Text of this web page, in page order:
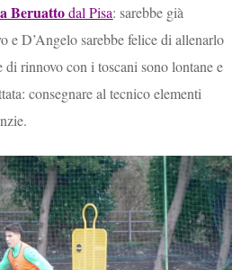
Beruattodal Pisa: sarebbe già
e D’Angelo sarebbe felice di allenarlo
di rinnovo con i toscani sono lontane e
consegnare al tecnico elementi